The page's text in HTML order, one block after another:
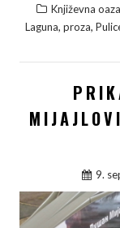
c
b
o
o
Književna oaza
Laguna, proza,
9.